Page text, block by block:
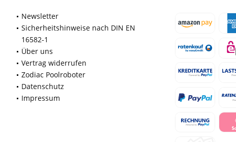
Newsletter
Sicherheitshinweise nach DIN EN
16582-1
Über uns
Vertrag widerrufen
Zodiac Poolroboter
Datenschutz
Impressum